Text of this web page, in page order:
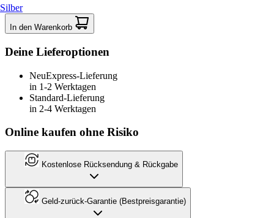
Silber
In den Warenkorb
Deine Lieferoptionen
NeuExpress-Lieferung
in 1-2 Werktagen
Standard-Lieferung
in 2-4 Werktagen
Online kaufen ohne Risiko
Kostenlose Rücksendung & Rückgabe
Geld-zurück-Garantie (Bestpreisgarantie)